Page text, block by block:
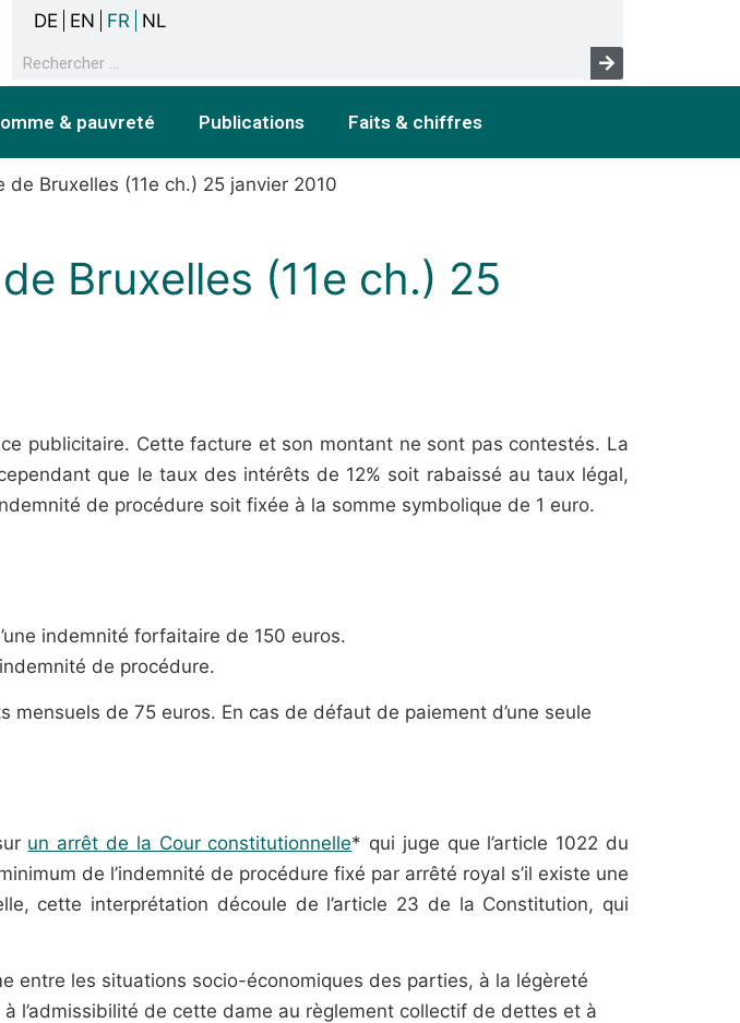
DE EN FR NL
& pauvreté Publications Faits & chiffres
Bruxelles (11e ch.) 25 janvier 2010
Bruxelles (11e ch.) 25
publicitaire. Cette facture et son montant ne sont pas contestés. La
que le taux des intérêts de 12% soit rabaissé au taux légal,
de procédure soit fixée à la somme symbolique de 1 euro.
indemnité forfaitaire de 150 euros.
de procédure.
de 75 euros. En cas de défaut de paiement d’une seule
un arrêt de la Cour constitutionnelle* qui juge que l’article 1022 du
de l’indemnité de procédure fixé par arrêté royal s’il existe une
cette interprétation découle de l’article 23 de la Constitution, qui
entre les situations socio-économiques des parties, à la légèreté
l’admissibilité de cette dame au règlement collectif de dettes et à